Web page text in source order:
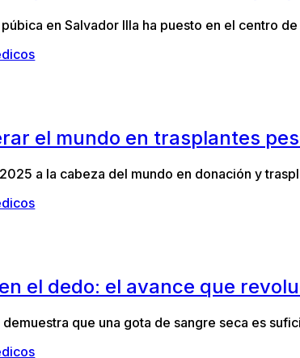
en Salvador Illa ha puesto en el centro
el mundo en trasplantes
a la cabeza del mundo en donación y
el dedo: el avance que
que una gota de sangre seca es